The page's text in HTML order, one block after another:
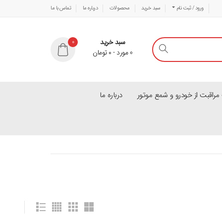
ورود / ثبت نام سبد خرید محصولات درباره ما تماس با ما
0
سبد خرید
0مورد-۰ تومان
از خودرو و شمع موتور درباره ما